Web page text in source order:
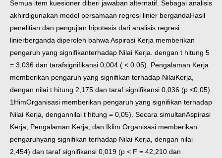
Semua item kuesioner diberi jawaban alternatif. Sebagai analisis
akhirdigunakan model persamaan regresi linier bergandaHasil
penelitian dan pengujian hipotesis dari analisis regresi
linierberganda diperoleh bahwa Aspirasi Kerja memberikan
pengaruh yang signifikanterhadap Nilai Kerja. dengan t hitung 5
= 3,036 dan tarafsignifikansi 0,004 ( < 0.05). Pengalaman Kerja
memberikan pengaruh yang signifikan terhadap NilaiKerja,
dengan nilai t hitung 2,175 dan taraf signifikansi 0,036 (p <0,05).
1HimOrganisasi memberikan pengaruh yang signifikan terhadap
Nilai Kerja, dengannilai t hitung = 0,05). Secara simultanAspirasi
Kerja, Pengalaman Kerja, dan Iklim Organisasi memberikan
pengaruhyang signifikan terhadap Nilai Kerja, dengan nilai
2,454) dan taraf signifikansi 0,019 (p < F = 42,210 dan